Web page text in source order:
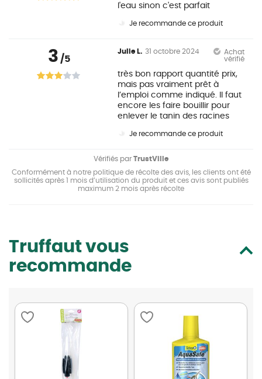
l'eau sinon c'est parfait
Je recommande ce produit
3 /5
Julie L. 31 octobre 2024
Achat
vérifié
très bon rapport quantité prix,
mais pas vraiment prêt à
l’emploi comme indiqué. Il faut
encore les faire bouillir pour
enlever le tanin des racines
Je recommande ce produit
Vérifiés par TrustVille
Conformément à notre politique de récolte des avis, les clients ont été
sollicités après 1 mois d’utilisation du produit et ces avis sont publiés
maximum 2 mois après récolte
Truffaut vous
recommande